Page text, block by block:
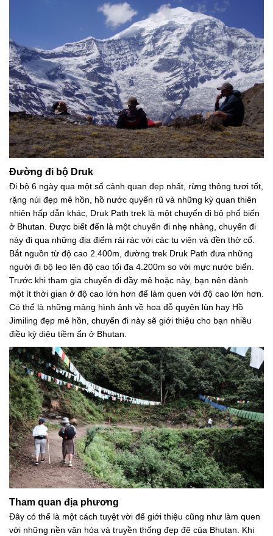
Đường đi bộ Druk
Đi bộ 6 ngày qua một số cảnh quan đẹp nhất, rừng thông tươi tốt,
rặng núi đẹp mê hồn, hồ nước quyến rũ và những kỳ quan thiên
nhiên hấp dẫn khác, Druk Path trek là một chuyến đi bộ phổ biến
ở Bhutan. Được biết đến là một chuyến đi nhẹ nhàng, chuyến đi
này đi qua những địa điểm rải rác với các tu viện và đền thờ cổ.
Bắt nguồn từ độ cao 2.400m, đường trek Druk Path đưa những
người đi bộ leo lên độ cao tối đa 4.200m so với mực nước biển.
Trước khi tham gia chuyến đi đầy mê hoặc này, bạn nên dành
một ít thời gian ở độ cao lớn hơn để làm quen với độ cao lớn hơn.
Có thể là những mảng hình ảnh về hoa đỗ quyên lùn hay Hồ
Jimiling đẹp mê hồn, chuyến đi này sẽ giới thiệu cho bạn nhiều
điều kỳ diệu tiềm ẩn ở Bhutan.
Tham quan địa phương
Đây có thể là một cách tuyệt vời để giới thiệu cũng như làm quen
với những nền văn hóa và truyền thống đẹp đẽ của Bhutan. Khi